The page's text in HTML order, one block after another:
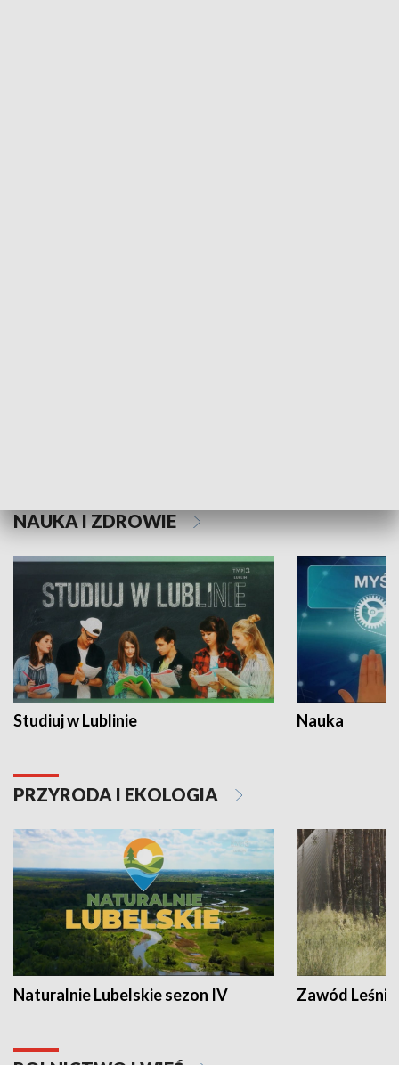
NAUKA I ZDROWIE
Studiuj w Lublinie Nauka
PRZYRODA I EKOLOGIA
Naturalnie Lubelskie sezon IV Zawód Leśnik